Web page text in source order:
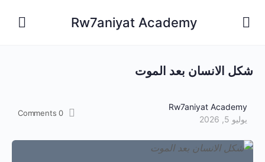
Rw7aniyat Academy
شكل الانسان بعد الموت
Rw7aniyat Academy
يوليو 5, 2026
0
Comments